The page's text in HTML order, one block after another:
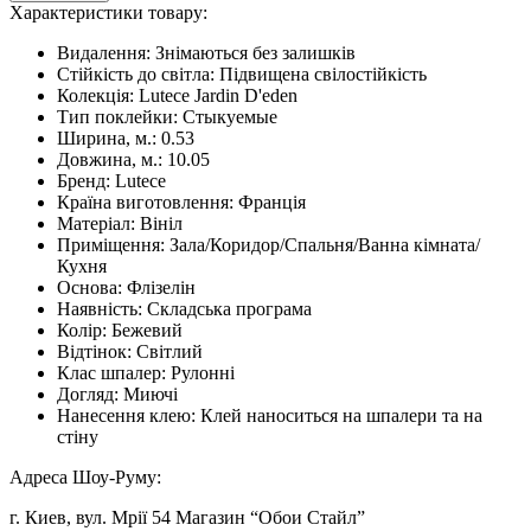
Характеристики товару:
Видалення: Знімаються без залишків
Стійкість до світла: Підвищена свілостійкість
Колекція: Lutece Jardin D'eden
Тип поклейки: Стыкуемые
Ширина, м.: 0.53
Довжина, м.: 10.05
Бренд: Lutece
Країна виготовлення: Франція
Матеріал: Вініл
Приміщення: Зала/Коридор/Спальня/Ванна кімната/
Кухня
Основа: Флізелін
Наявність: Складська програма
Колір: Бежевий
Відтінок: Світлий
Клас шпалер: Рулонні
Догляд: Миючі
Нанесення клею: Клей наноситься на шпалери та на
стіну
Адреса Шоу-Руму:
г. Киев, вул. Мрії 54 Магазин “Обои Стайл”